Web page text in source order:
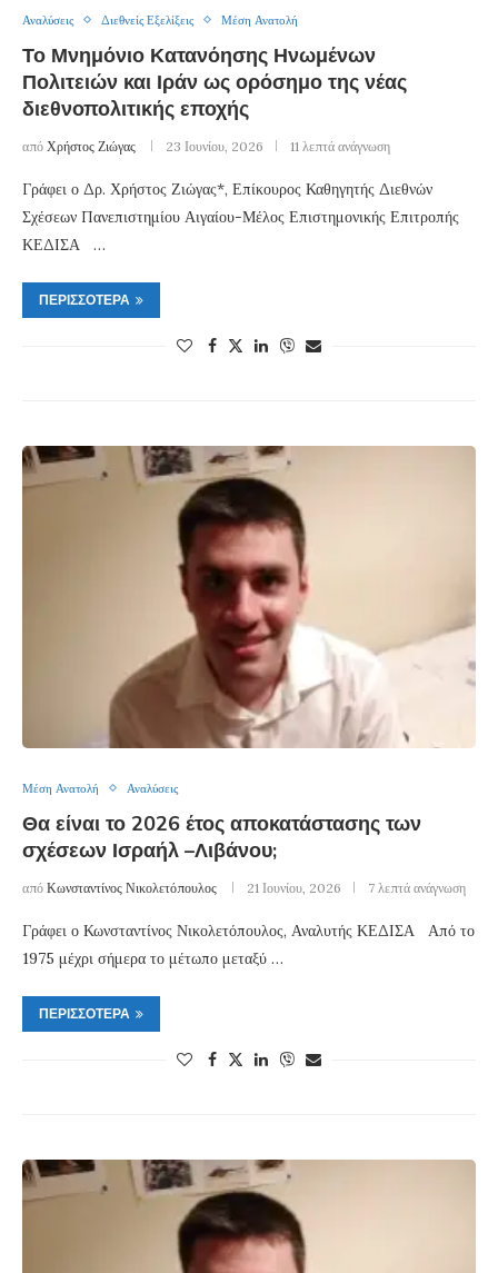
Αναλύσεις Διεθνείς Εξελίξεις Μέση Ανατολή
Το Μνημόνιο Κατανόησης Ηνωμένων
Πολιτειών και Ιράν ως ορόσημο της νέας
διεθνοπολιτικής εποχής
από Χρήστος Ζιώγας 23 Ιουνίου, 2026 11 λεπτά ανάγνωση
Γράφει ο Δρ. Χρήστος Ζιώγας*, Επίκουρος Καθηγητής Διεθνών
Σχέσεων Πανεπιστημίου Αιγαίου-Μέλος Επιστημονικής Επιτροπής
ΚΕΔΙΣΑ …
ΠΕΡΙΣΣΌΤΕΡΑ
Μέση Ανατολή Αναλύσεις
Θα είναι το 2026 έτος αποκατάστασης των
σχέσεων Ισραήλ –Λιβάνου;
από Κωνσταντίνος Νικολετόπουλος 21 Ιουνίου, 2026 7 λεπτά ανάγνωση
Γράφει ο Κωνσταντίνος Νικολετόπουλος, Αναλυτής ΚΕΔΙΣΑ Από το
1975 μέχρι σήμερα το μέτωπο μεταξύ …
ΠΕΡΙΣΣΌΤΕΡΑ